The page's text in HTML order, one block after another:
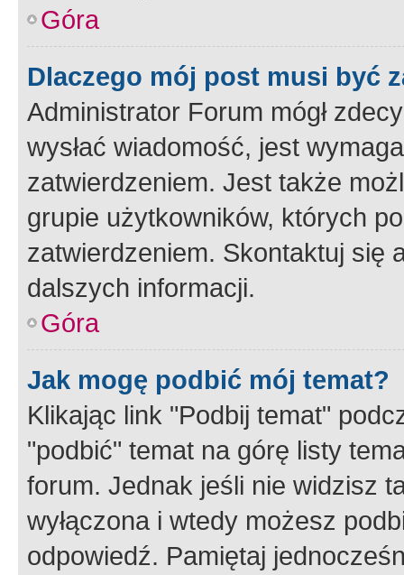
Góra
Dlaczego mój post musi być
Administrator Forum mógł
wysłać wiadomość, jest
zatwierdzeniem. Jest także
grupie użytkowników, których
zatwierdzeniem. Skontaktuj się
dalszych informacji.
Góra
Jak mogę podbić mój temat?
Klikając link "Podbij temat"
"podbić" temat na górę listy
forum. Jednak jeśli nie widzisz
wyłączona i wtedy możesz
odpowiedź. Pamiętaj